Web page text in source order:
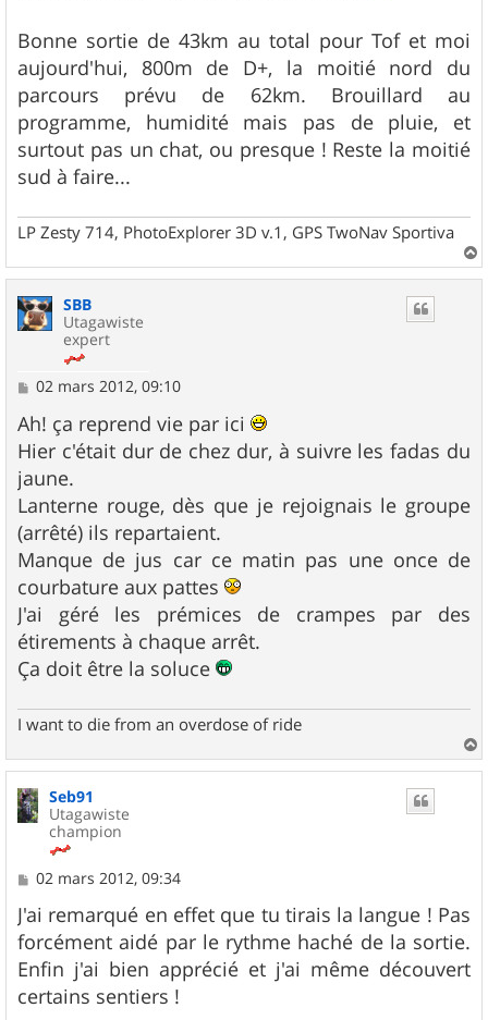
Bonne sortie de 43km au total pour Tof et moi
aujourd'hui, 800m de D+, la moitié nord du
parcours prévu de 62km. Brouillard au
programme, humidité mais pas de pluie, et
surtout pas un chat, ou presque ! Reste la moitié
sud à faire...
LP Zesty 714, PhotoExplorer 3D v.1, GPS TwoNav Sportiva
a
SBB
Utagawiste
expert
M
s
s
a
g
e
02 mars 2012, 09:10
Ah! ça reprend vie par ici
Hier c'était dur de chez dur, à suivre les fadas du
jaune.
Lanterne rouge, dès que je rejoignais le groupe
(arrêté) ils repartaient.
Manque de jus car ce matin pas une once de
courbature aux pattes
J'ai géré les prémices de crampes par des
étirements à chaque arrêt.
Ça doit être la soluce
I want to die from an overdose of ride
a
Seb91
Utagawiste
champion
M
s
s
a
g
e
02 mars 2012, 09:34
J'ai remarqué en effet que tu tirais la langue ! Pas
forcément aidé par le rythme haché de la sortie.
Enfin j'ai bien apprécié et j'ai même découvert
certains sentiers !